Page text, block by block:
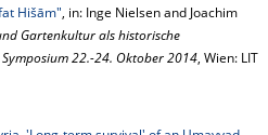
Hišām", in: Inge Nielsen and Joachim
Gartenkultur als historische
22.-24. Oktober 2014, Wien: LIT